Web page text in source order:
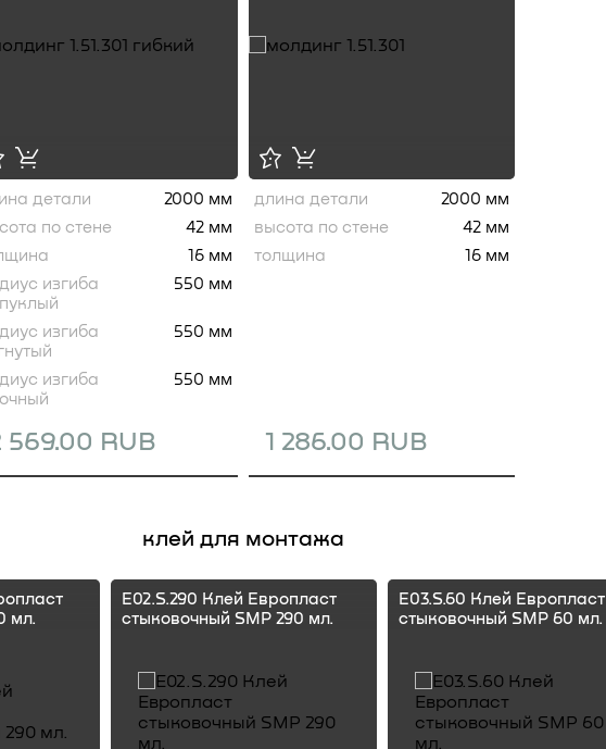
569.00 RUB
детали
2000 мм
по стене
42 мм
16 мм
изгиба
550 мм
изгиба
550 мм
изгиба
550 мм
1 286.00 RUB
длина детали
2000 мм
высота по стене
42 мм
толщина
16 мм
клей для монтажа
мл.
E02.S.290 Клей Европласт
стыковочный SMP 290 мл.
E03.S.60 Клей Европласт
стыковочный SMP 60 мл.